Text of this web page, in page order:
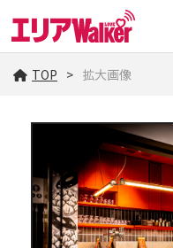
TOP 拡大画像